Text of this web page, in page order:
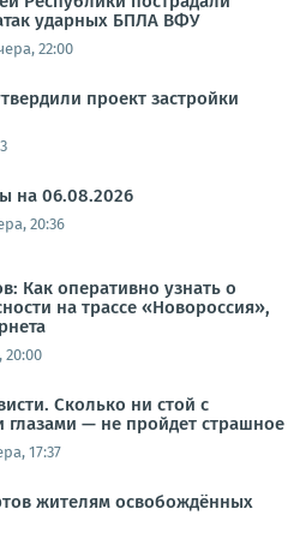
ударных БПЛА ВФУ
22:00
проект застройки
на 06.08.2026
20:36
Как оперативно узнать о
на трассе «Новороссия»,
20:00
Сколько ни стой с
— не пройдет страшное
17:37
жителям освобождённых